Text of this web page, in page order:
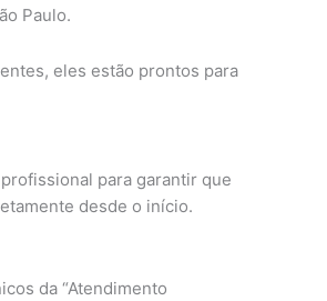
Paulo.
eles estão prontos para
para garantir que
desde o início.
da “Atendimento